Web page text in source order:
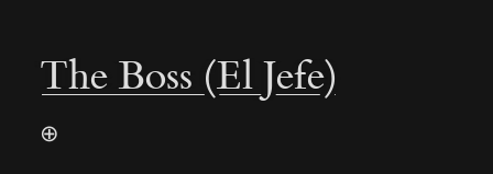
The Boss (El Jefe)
⊕